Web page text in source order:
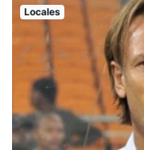
Locales